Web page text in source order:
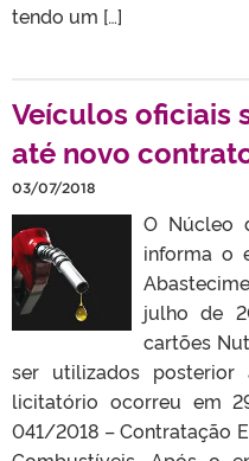
tendo um […]
Veículos oficiais
até novo
03/07/2018
O Núcleo
informa o
julho de
cartões
ser utilizados
licitatório ocorreu em
041/2018 – Contratação